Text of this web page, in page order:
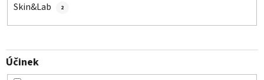
Skin&Lab 2
Účinek